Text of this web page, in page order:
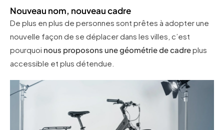
Nouveau nom, nouveau cadre
De plus en plus de personnes sont prêtes à adopter une
nouvelle façon de se déplacer dans les villes, c’est
pourquoi nous proposons unegéométrie de cadreplus
accessible et plus détendue.